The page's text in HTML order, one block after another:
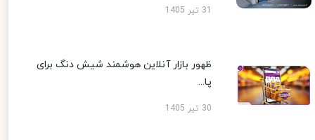
ظهور بازار آنلاین هوشمند شیش دنگ برای
پا...
30 تیر 1405